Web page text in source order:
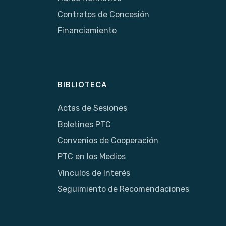
Contratos de Concesión
Financiamiento
BIBLIOTECA
Actas de Sesiones
Boletines PTC
Convenios de Cooperación
PTC en los Medios
Vínculos de Interés
Seguimiento de Recomendaciones